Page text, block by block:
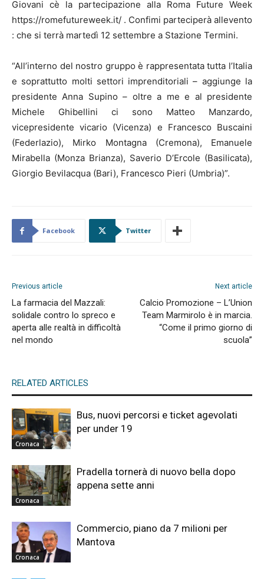
Giovani cè la partecipazione alla Roma Future Week
https://romefutureweek.it/ . Confimi parteciperà allevento
: che si terrà martedì 12 settembre a Stazione Termini.
“All’interno del nostro gruppo è rappresentata tutta l’Italia
e soprattutto molti settori imprenditoriali – aggiunge la
presidente Anna Supino – oltre a me e al presidente
Michele Ghibellini ci sono Matteo Manzardo,
vicepresidente vicario (Vicenza) e Francesco Buscaini
(Federlazio), Mirko Montagna (Cremona), Emanuele
Mirabella (Monza Brianza), Saverio D’Ercole (Basilicata),
Giorgio Bevilacqua (Bari), Francesco Pieri (Umbria)”.
Facebook Twitter
Previous article
La farmacia del Mazzali:
solidale contro lo spreco e
aperta alle realtà in difficoltà
nel mondo
Next article
Calcio Promozione – L’Union
Team Marmirolo è in marcia.
“Come il primo giorno di
scuola”
RELATED ARTICLES
Cronaca
Bus, nuovi percorsi e ticket agevolati
per under 19
Cronaca
Pradella tornerà di nuovo bella dopo
appena sette anni
Cronaca
Commercio, piano da 7 milioni per
Mantova